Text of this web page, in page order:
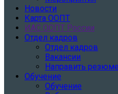
Новости
Карта ООПТ
ИАС ООПТ России
Отдел кадров
Отдел кадров
Вакансии
Направить резюме
Обучение
Обучение